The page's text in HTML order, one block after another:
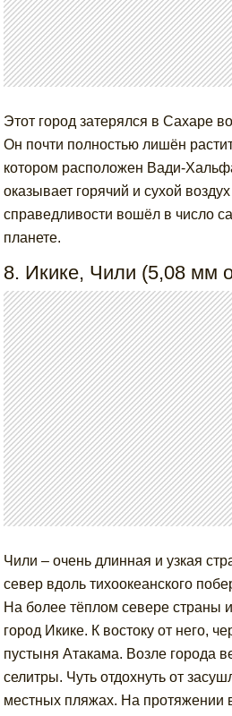
Этот город затерялся в Сахаре
Он почти полностью лишён
котором расположен Вади-
оказывает горячий и сухой
справедливости вошёл в число
планете.
8. Икике, Чили (5,08 мм
Чили – очень длинная и узкая
север вдоль тихоокеанского
На более тёплом севере страны
город Икике. К востоку от него,
пустыня Атакама. Возле города
селитры. Чуть отдохнуть от
местных пляжах. На протяжении